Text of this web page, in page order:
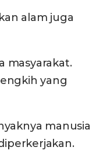
alam juga
masyarakat.
yang
manusia